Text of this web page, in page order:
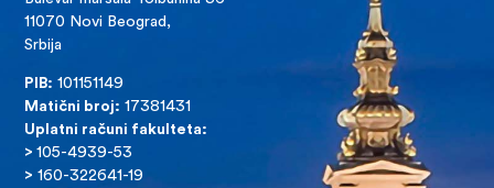
11070 Novi Beograd,
Srbija
PIB: 101151149
Matični broj: 17381431
Uplatni računi fakulteta:
>105-4939-53
> 160-322641-19